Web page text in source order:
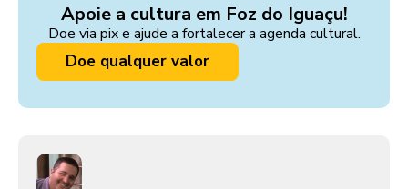
Apoie a cultura em Foz do Iguaçu!
Doe via pix e ajude a fortalecer a agenda cultural.
Doe qualquer valor